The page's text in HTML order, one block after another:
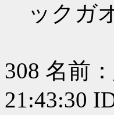
ックガ
308 名前：
21:43:30